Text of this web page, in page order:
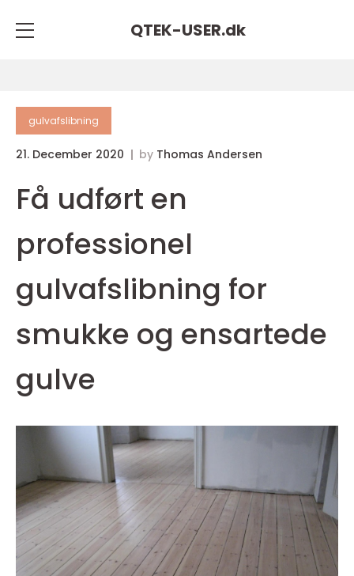
QTEK-USER.dk
gulvafslibning
21. December 2020 by Thomas Andersen
Få udført en
professionel
gulvafslibning for
smukke og ensartede
gulve